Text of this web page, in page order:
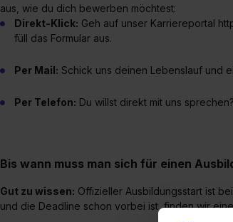
aus, wie du dich bewerben möchtest:
Direkt-Klick: Geh auf unser Karriereportal
füll das Formular aus.
Per Mail: Schick uns deinen Lebenslauf und
Per Telefon: Du willst direkt mit uns
Bis wann muss man sich für einen
Gut zu wissen: Offizieller Ausbildungsstart ist
und die Deadline schon vorbei ist, finden wir